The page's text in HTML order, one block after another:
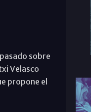
sobre
Velasco
propone el